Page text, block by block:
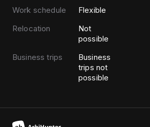
Work schedule
Flexible
Relocation
Not
possible
Business trips
Business
trips not
possible